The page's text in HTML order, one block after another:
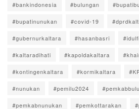
#bankindonesia #bulungan
#bupatinunukan #covid-19
#gubernurkaltara #hasanbasri
#kaltaradihati #kapoldakaltara
#kontingenkaltara #kormikaltara
#nunukan #pemilu2024
#pemkabnunukan #pemkottarakan